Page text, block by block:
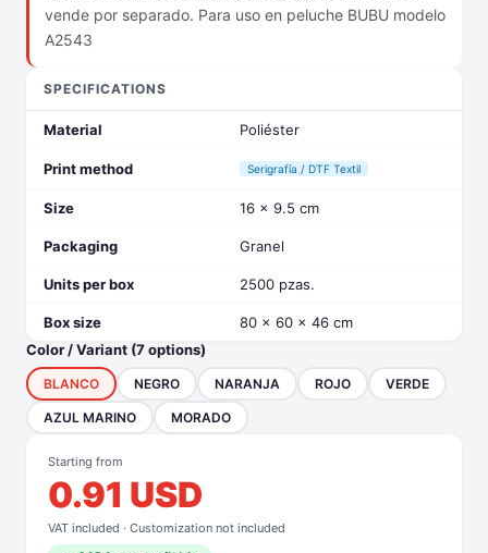
vende por separado. Para uso en peluche BUBU modelo
A2543
SPECIFICATIONS
Material Poliéster
Print method Serigrafía / DTF Textil
Size 16 x 9.5 cm
Packaging Granel
Units per box 2500 pzas.
Box size
80 x 60 x 46 cm
Color / Variant (7 options)
BLANCO NEGRO NARANJA ROJO VERDE
AZUL MARINO MORADO
Starting from
0.91 USD
VAT included · Customization not included